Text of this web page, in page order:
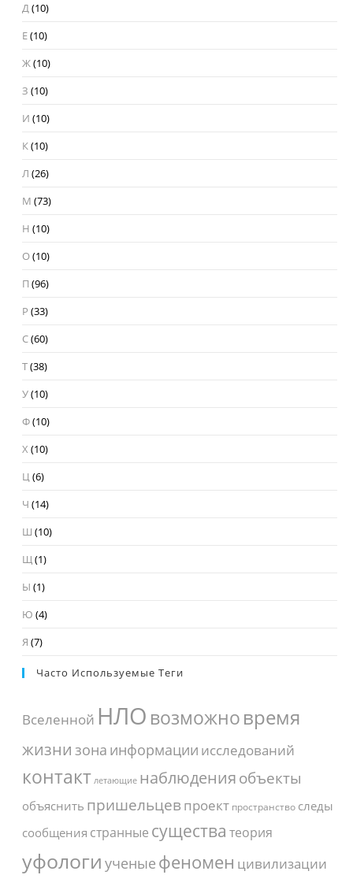
Д(10)
Е(10)
Ж(10)
З (10)
И (10)
К(10)
Л (26)
М (73)
Н (10)
О(10)
П (96)
Р (33)
С(60)
Т(38)
У(10)
Ф(10)
Х (10)
Ц(6)
Ч (14)
Ш (10)
Щ(1)
Ы (1)
Ю (4)
Я (7)
Часто Используемые Теги
Вселенной НЛО возможновремя
жизни зона информации исследований
контакт летающие наблюденияобъекты
объяснить пришельцев проект пространство следы
сообщения странные существа теория
уфологи ученые феномен цивилизации